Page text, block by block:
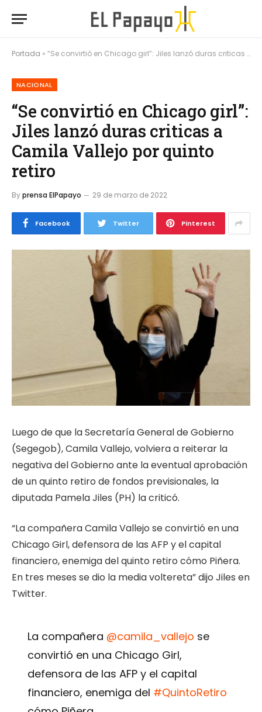
Portada » “Se convirtió en Chicago girl”: Jiles lanzó duras criticas a Camila Vallejo por quinto retiro
NACIONAL
“Se convirtió en Chicago girl”:
Jiles lanzó duras criticas a
Camila Vallejo por quinto
retiro
Byprensa ElPapayo 29 de marzo de 2022
Facebook Twitter Pinterest
Luego de que la Secretaría General de Gobierno
(Segegob), Camila Vallejo, volviera a reiterar la
negativa del Gobierno ante la eventual aprobación
de un quinto retiro de fondos previsionales, la
diputada Pamela Jiles (PH) la criticó.
“La compañera Camila Vallejo se convirtió en una
Chicago Girl, defensora de las AFP y el capital
financiero, enemiga del quinto retiro cómo Piñera.
En tres meses se dio la media voltereta” dijo Jiles en
Twitter.
La compañera @camila_vallejo se
convirtió en una Chicago Girl,
defensora de las AFP y el capital
financiero, enemiga del #QuintoRetiro